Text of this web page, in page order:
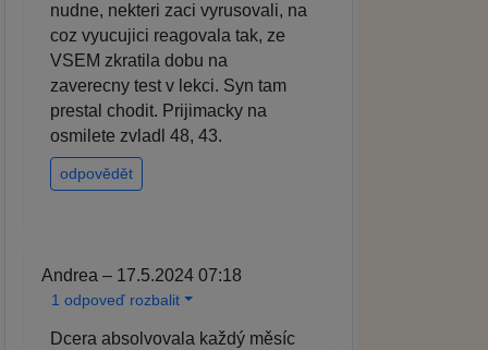
nudne, nekteri zaci vyrusovali, na
coz vyucujici reagovala tak, ze
VSEM zkratila dobu na
zaverecny test v lekci. Syn tam
prestal chodit. Prijimacky na
osmilete zvladl 48, 43.
odpovědět
Andrea – 17.5.2024 07:18
1 odpoveď rozbalit
Dcera absolvovala každý měsíc